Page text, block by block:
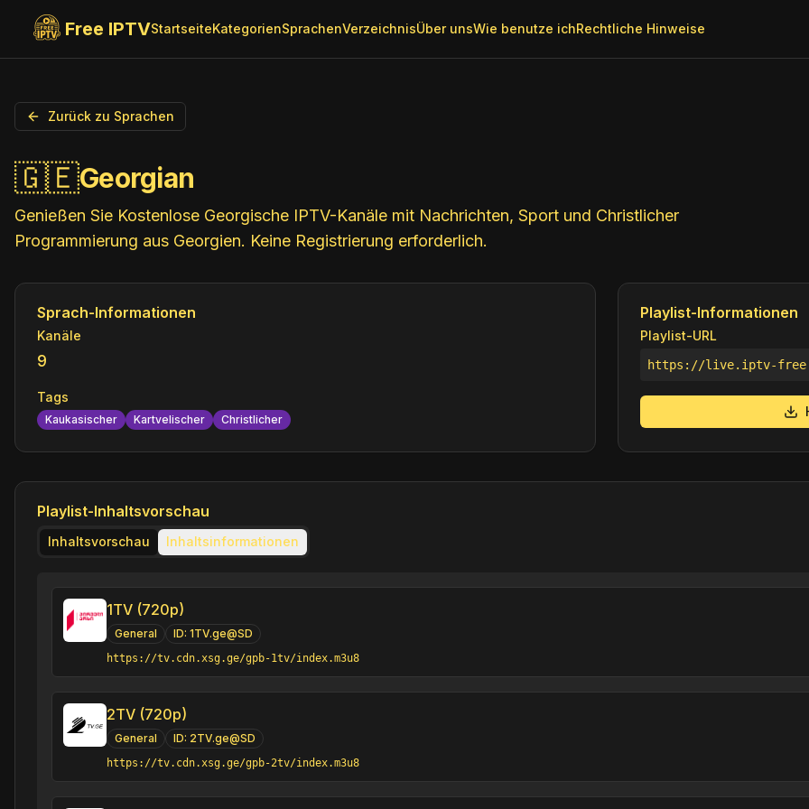
Free IPTVStartseiteKategorienSprachenVerzeichnisÜber unsWie benutze ichRechtliche Hinweise
Zurück zu Sprachen
🇬🇪Georgian
Genießen Sie Kostenlose Georgische IPTV-Kanäle mit Nachrichten, Sport und Christlicher
Programmierung aus Georgien. Keine Registrierung erforderlich.
Sprach-Informationen
Kanäle
9
Tags
Kaukasischer Kartvelischer Christlicher
Playlist-Informationen
Playlist-URL
https://live.iptv-
Playlist-Inhaltsvorschau
Inhaltsvorschau Inhaltsinformationen
1TV (720p)
General ID: 1TV.ge@SD
https://tv.cdn.xsg.ge/gpb-1tv/index.m3u8
2TV (720p)
General ID: 2TV.ge@SD
https://tv.cdn.xsg.ge/gpb-2tv/index.m3u8